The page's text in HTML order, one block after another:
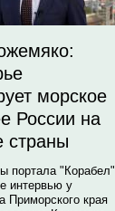
морское
России на
страны
портала "Корабел"
интервью у
Приморского края